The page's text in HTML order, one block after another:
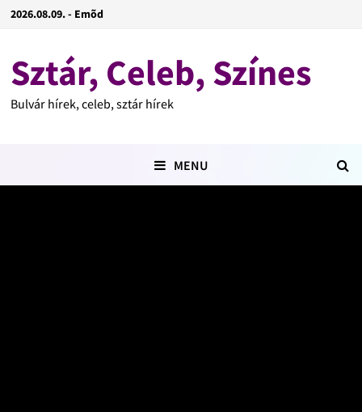
2026.08.09. - Emõd
Sztár, Celeb, Színes
Bulvár hírek, celeb, sztár hírek
MENU